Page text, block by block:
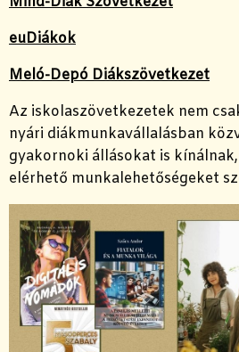
euDiákok
Meló-Depó Diákszövetkezet
Az iskolaszövetkezetek nem
nyári diákmunkavállalásban
gyakornoki állásokat is
elérhető munkalehetőségeket